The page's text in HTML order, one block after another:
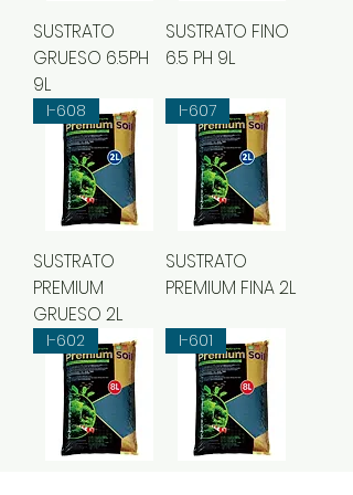
SUSTRATO
GRUESO 6.5PH
9L
SUSTRATO FINO
6.5 PH 9L
I-608
SUSTRATO
PREMIUM
GRUESO 2L
I-607
SUSTRATO
PREMIUM FINA 2L
I-602 I-601